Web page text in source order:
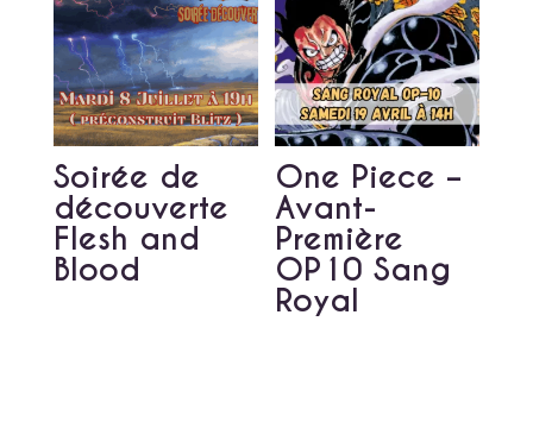
Soirée de
découverte
Flesh and
Blood
One Piece –
Avant-
Première
OP10 Sang
Royal